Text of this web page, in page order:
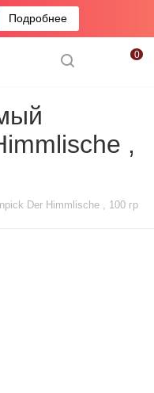
Подробнее
0
,
Der Himmlische , 100 гр